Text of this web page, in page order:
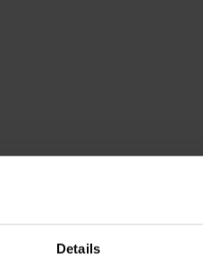
Details